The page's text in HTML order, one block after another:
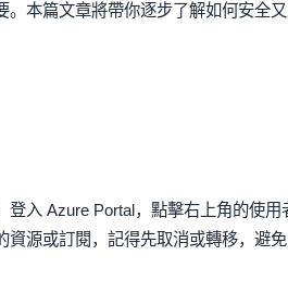
本篇文章將帶你逐步了解如何安全
入 Azure Portal，點擊右上角的使用
資源或訂閱，記得先取消或轉移，避